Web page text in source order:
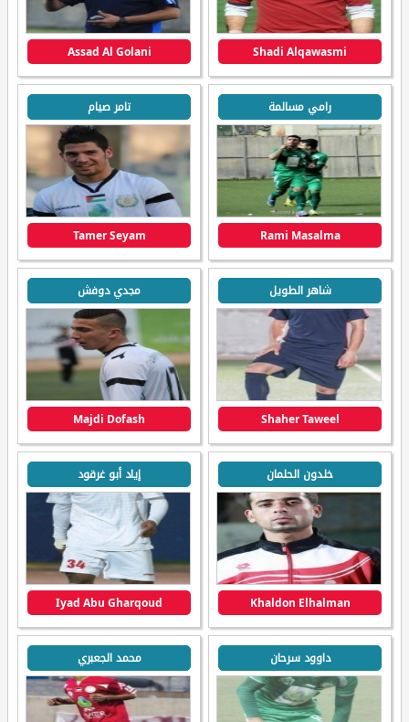
Shadi Alqawasmi
Assad Al Golani
رامي مسالمة
Rami Masalma
تامر صيام
Tamer Seyam
شاهر الطويل
Shaher Taweel
مجدي دوفش
Majdi Dofash
خلدون الحلمان
Khaldon Elhalman
إياد أبو غرقود
Iyad Abu Gharqoud
داوود سرحان محمد الجعبري